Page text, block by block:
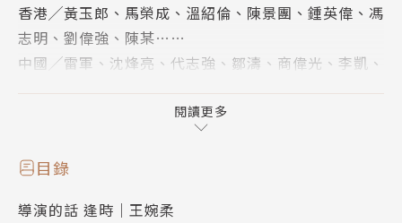
香港╱黃玉郎、馬榮成、溫紹倫、陳景團、鍾英偉、馮
志明、劉偉強、陳某……
中國╱雷軍、沈烽亮、代志強、鄒濤、商偉光、李凱、
「我想呈現鄭問身為『人』的樣貌，他的起落、孤寂、
壓抑、驕傲，時不我予。」――王婉柔（《千年一問》電
閱讀更多
目錄
導演的話 逢時｜王婉柔